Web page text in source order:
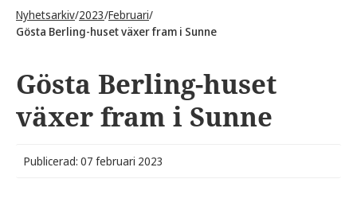
Nyhetsarkiv/2023/Februari/
Gösta Berling-huset växer fram i Sunne
Gösta Berling-huset
växer fram i Sunne
Publicerad: 07 februari 2023